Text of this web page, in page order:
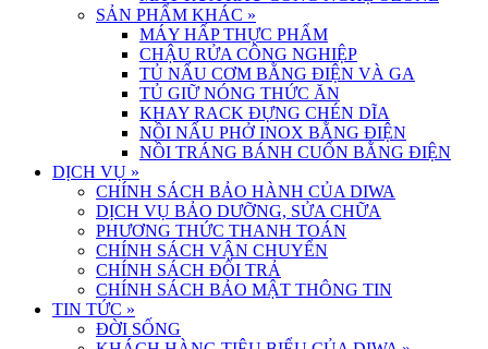
SẢN PHẨM KHÁC »
MÁY HẤP THỰC PHẨM
CHẬU RỬA CÔNG NGHIỆP
TỦ NẤU CƠM BẰNG ĐIỆN VÀ GA
TỦ GIỮ NÓNG THỨC ĂN
KHAY RACK ĐỰNG CHÉN DĨA
NỒI NẤU PHỞ INOX BẰNG ĐIỆN
NỒI TRÁNG BÁNH CUỐN BẰNG ĐIỆN
DỊCH VỤ »
CHÍNH SÁCH BẢO HÀNH CỦA DIWA
DỊCH VỤ BẢO DƯỠNG, SỬA CHỮA
PHƯƠNG THỨC THANH TOÁN
CHÍNH SÁCH VẬN CHUYỂN
CHÍNH SÁCH ĐỔI TRẢ
CHÍNH SÁCH BẢO MẬT THÔNG TIN
TIN TỨC »
ĐỜI SỐNG